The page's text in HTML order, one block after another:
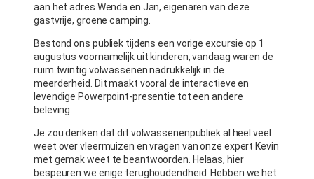
aan het adres Wenda en Jan, eigenaren van deze
gastvrije, groene camping.
Bestond ons publiek tijdens een vorige excursie op 1
augustus voornamelijk uit kinderen, vandaag waren de
ruim twintig volwassenen nadrukkelijk in de
meerderheid. Dit maakt vooral de interactieve en
levendige Powerpoint-presentie tot een andere
beleving.
Je zou denken dat dit volwassenenpubliek al heel veel
weet over vleermuizen en vragen van onze expert Kevin
met gemak weet te beantwoorden. Helaas, hier
bespeuren we enige terughoudendheid. Hebben we het